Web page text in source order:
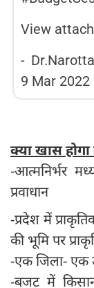
View
-
9 Mar 2022
क्या खास
-आत्मनिर्भर
प्रवाधान
-प्रदेश में
की भूमि पर
-एक जिला- एक
-बजट में